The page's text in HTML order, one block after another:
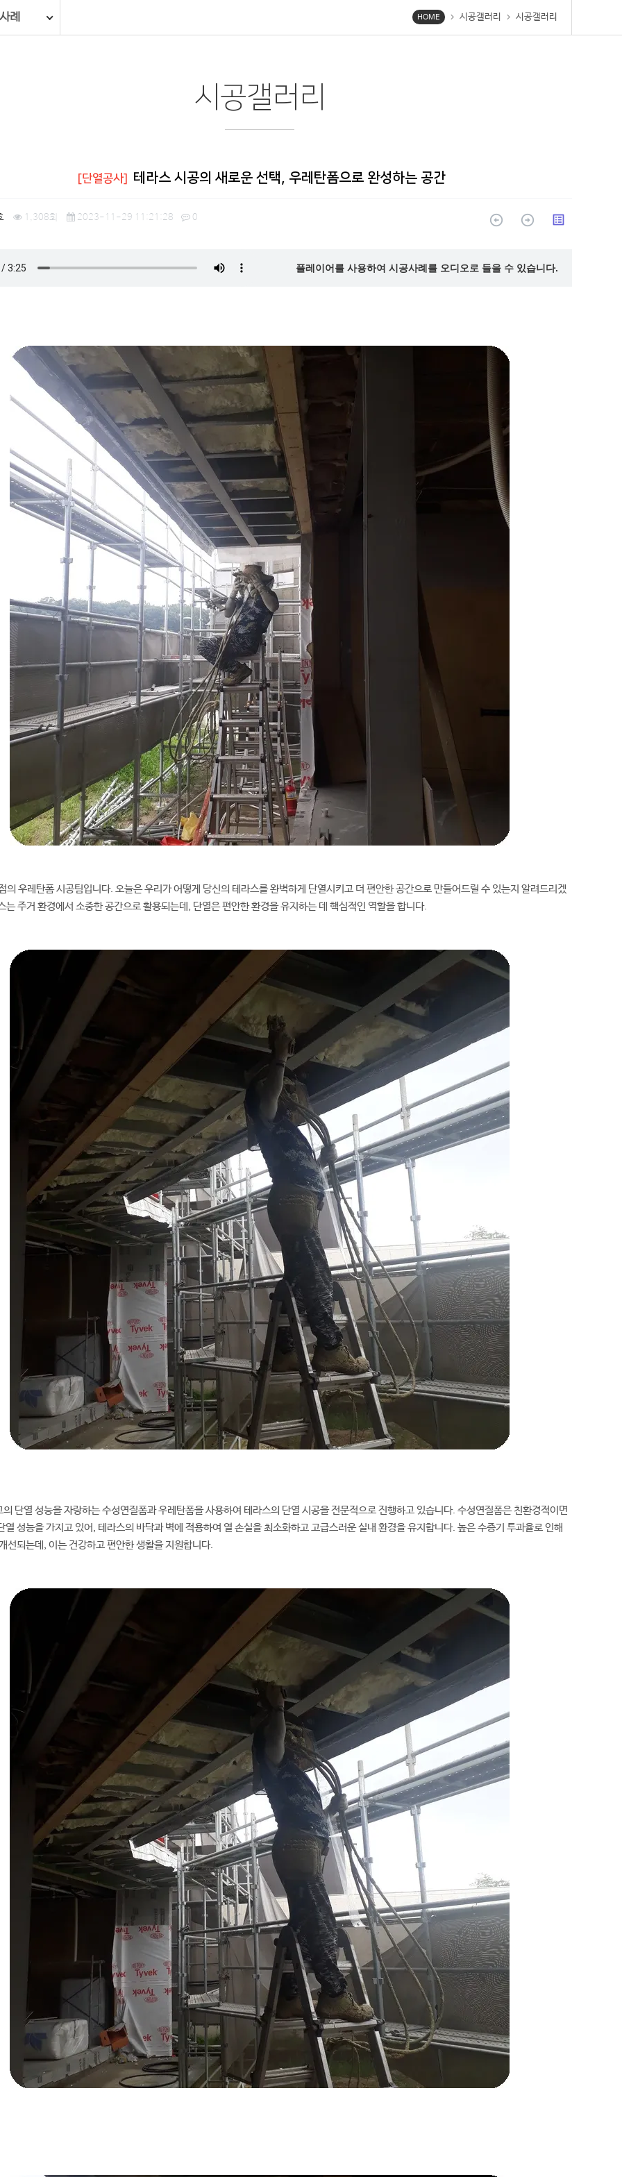
례 HOME chevron_right 시공갤러리 chevron_right 시공갤러리
시공갤러리
[단열공사] 테라스 시공의 새로운 선택, 우레탄폼으로 완성하는 공간
1,308회 2023-11-29 11:21:28 0 arrow_circle_up arrow_circle_up list_alt
플레이어를 사용하여 시공사례를 오디오로 들을 수 있습니다.
의 우레탄폼 시공팀입니다. 오늘은 우리가 어떻게 당신의 테라스를 완벽하게 단열시키고 더 편안한 공간으로 만들어드릴 수 있는지 알려드리겠
는 주거 환경에서 소중한 공간으로 활용되는데, 단열은 편안한 환경을 유지하는 데 핵심적인 역할을 합니다.
의 단열 성능을 자랑하는 수성연질폼과 우레탄폼을 사용하여 테라스의 단열 시공을 전문적으로 진행하고 있습니다. 수성연질폼은 친환경적이면
열 성능을 가지고 있어, 테라스의 바닥과 벽에 적용하여 열 손실을 최소화하고 고급스러운 실내 환경을 유지합니다. 높은 수증기 투과율로 인해
선되는데, 이는 건강하고 편안한 생활을 지원합니다.